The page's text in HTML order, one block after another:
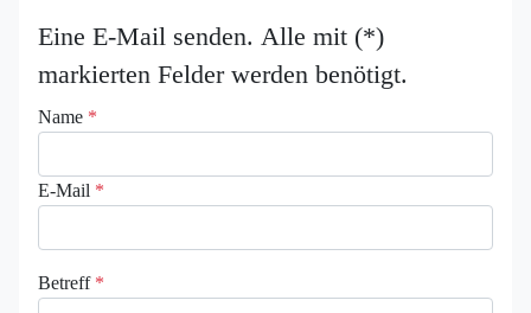
Eine E-Mail senden. Alle mit (*)
markierten Felder werden benötigt.
Name *
E-Mail *
Betreff*